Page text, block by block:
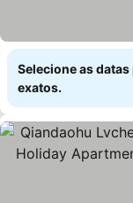
Selecione as
exatos.